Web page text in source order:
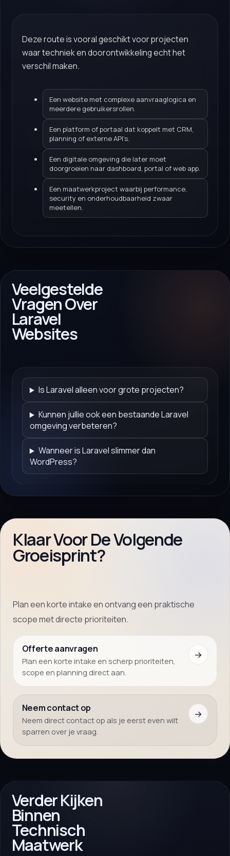
Deze route is vooral geschikt voor projecten
waar techniek en doorontwikkeling echt het
verschil maken.
Een website met complexe aanvraaglogica en
meerdere gebruikersrollen.
Een platform of portaal dat koppelt met CRM,
planning of externe API’s.
Een digitale omgeving die later moet
doorgroeien naar dashboard, portal of web app.
Een maatwerkproject waarbij performance,
security en onderhoudbaarheid zwaar
meetellen.
Veelgestelde
Vragen Over
Laravel
Websites
Is Laravel alleen voor grote projecten?
Kunnen jullie ook een bestaande Laravel
omgeving verbeteren?
Wanneer is Laravel slimmer dan
WordPress?
Klaar Voor De Volgende
Groeisprint?
Plan een korte intake en ontvang een praktische
scope met directe prioriteiten.
Offerte aanvragen
Plan een korte intake en scherp prioriteiten,
scope en planning direct aan.
→
Neem contact op
Neem direct contact op als je eerst even wilt
sparren over je vraag.
→
Verder Kijken
Binnen
Technisch
Maatwerk